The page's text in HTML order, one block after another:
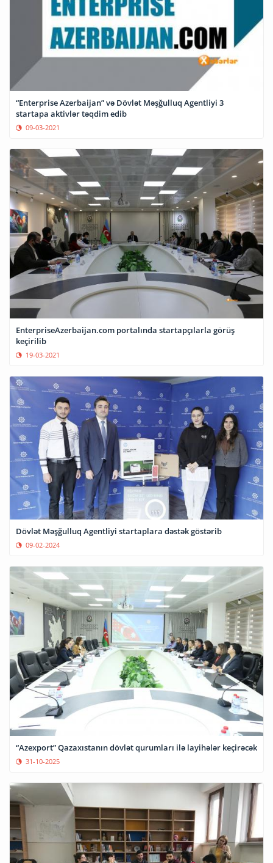
“Enterprise Azerbaijan” və Dövlət Məşğulluq Agentliyi 3
startapa aktivlər təqdim edib
09-03-2021
EnterpriseAzerbaijan.com portalında startapçılarla görüş
keçirilib
19-03-2021
Dövlət Məşğulluq Agentliyi startaplara dəstək göstərib
09-02-2024
“Azexport” Qazaxıstanın dövlət qurumları ilə layihələr keçirəcək
31-10-2025